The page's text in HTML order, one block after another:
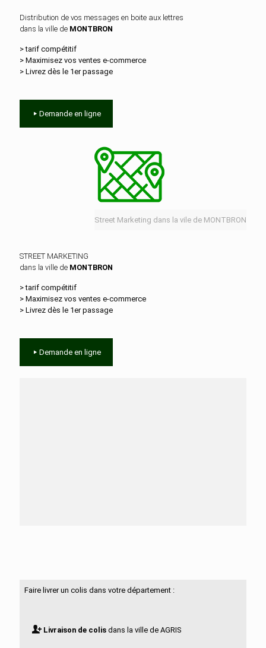
Distribution de vos messages en boite aux lettres
dans la ville de MONTBRON
> tarif compétitif
> Maximisez vos ventes e‑commerce
> Livrez dès le 1er passage
Demande en ligne
Street Marketing dans la vile de MONTBRON
STREET MARKETING
dans la ville de MONTBRON
> tarif compétitif
> Maximisez vos ventes e‑commerce
> Livrez dès le 1er passage
Demande en ligne
Faire livrer un colis dans votre département :
Livraison de colisdans la ville de AGRIS